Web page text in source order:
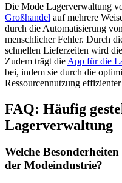
Die Mode Lagerverwaltung
Großhandel auf mehrere
durch die Automatisierung
menschlicher Fehler. Durch
schnellen Lieferzeiten wird
Zudem trägt die App für die
bei, indem sie durch die
Ressourcennutzung effizienter
FAQ: Häufig
Lagerverwaltung
Welche
der Modeindustrie?